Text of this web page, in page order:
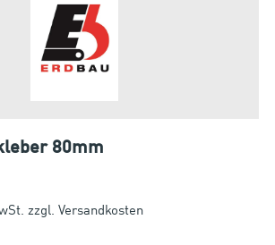
80mm
zzgl. Versandkosten